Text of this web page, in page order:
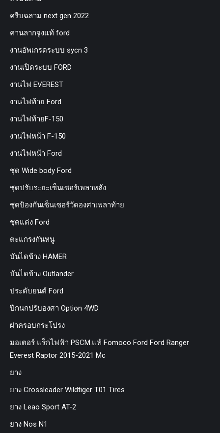
ครีบฉลาม next gen 2022
คานลากจูงแท้ ford
งานอัพเกรดระบบ sycn 3
งานเปิดระบบ FORD
งานไฟ EVEREST
งานไฟท้าย Ford
งานไฟท้ายF-150
งานไฟหน้า F-150
งานไฟหน้า Ford
ชุด Wide body Ford
ชุดปรับระยะเซ็นเซอร์เพลาหลัง
ชุดป้องกันเซ็นเซอร์วัดองศาเพลาท้าย
ชุดแต่ง Ford
ตะแกรงกันหนู
บันไดข้าง HAMER
บันไดข้าง Outlander
ประดับยนต์ Ford
ปีกนกปรับองศา Option 4WD
ฝาครอบกระโปรง
มอเตอร์ แร็กไฟฟ้า PSCM.แท้ Fomoco Ford Ford Ranger
Everest Raptor 2015-2021 Mc
ยาง
ยาง Crossleader Wildtiger T01 Tires
ยาง Leao Sport AT-2
ยาง Nos N1